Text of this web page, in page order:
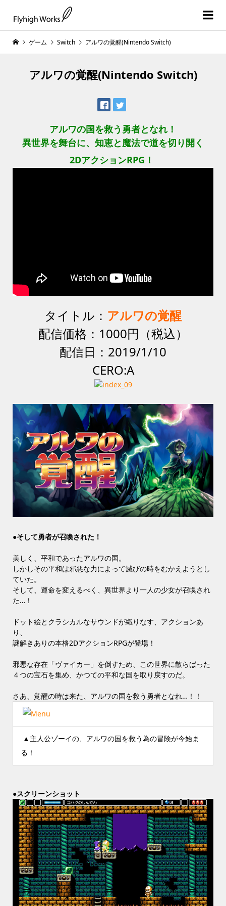
ゲーム Switch アルワの覚醒(Nintendo Switch)
アルワの覚醒(Nintendo Switch)
アルワの国を救う勇者となれ！
異世界を舞台に、知恵と魔法で道を切り開く
2DアクションRPG！
タイトル： アルワの覚醒
配信価格：1000円（税込）
配信日：2019/1/10
CERO:A
●そして勇者が召喚された！
美しく、平和であったアルワの国。
しかしその平和は邪悪な力によって滅びの時をむかえようとし
ていた。
そして、運命を変えるべく、異世界より一人の少女が召喚され
た…！
ドット絵とクラシカルなサウンドが織りなす、アクションあ
り、
謎解きありの本格2DアクションRPGが登場！
邪悪な存在「ヴァイカー」を倒すため、この世界に散らばった
４つの宝石を集め、かつての平和な国を取り戻すのだ。
さあ、覚醒の時は来た、アルワの国を救う勇者となれ…！！
▲主人公ゾーイの、アルワの国を救う為の冒険が今始ま
る！
●スクリーンショット